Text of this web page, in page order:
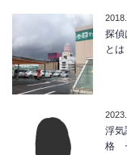
探偵
とは
浮
格